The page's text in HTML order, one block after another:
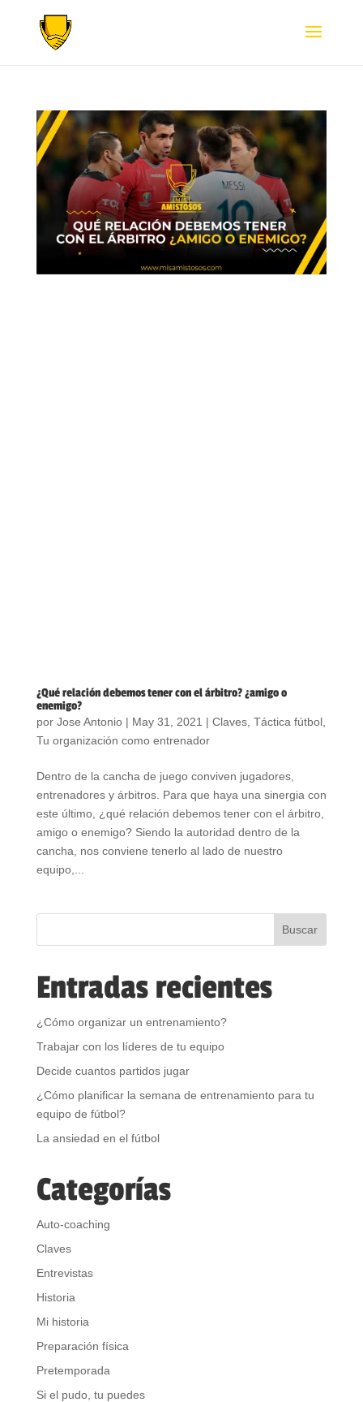
¿Qué relación debemos tener con el árbitro? ¿amigo o
enemigo?
por Jose Antonio| May 31, 2021 | Claves, Táctica fútbol,
Tu organización como entrenador
Dentro de la cancha de juego conviven jugadores,
entrenadores y árbitros. Para que haya una sinergia con
este último, ¿qué relación debemos tener con el árbitro,
amigo o enemigo? Siendo la autoridad dentro de la
cancha, nos conviene tenerlo al lado de nuestro
equipo,...
Entradas recientes
¿Cómo organizar un entrenamiento?
Trabajar con los líderes de tu equipo
Decide cuantos partidos jugar
¿Cómo planificar la semana de entrenamiento para tu
equipo de fútbol?
La ansiedad en el fútbol
Categorías
Auto-coaching
Claves
Entrevistas
Historia
Mi historia
Preparación física
Pretemporada
Si el pudo, tu puedes